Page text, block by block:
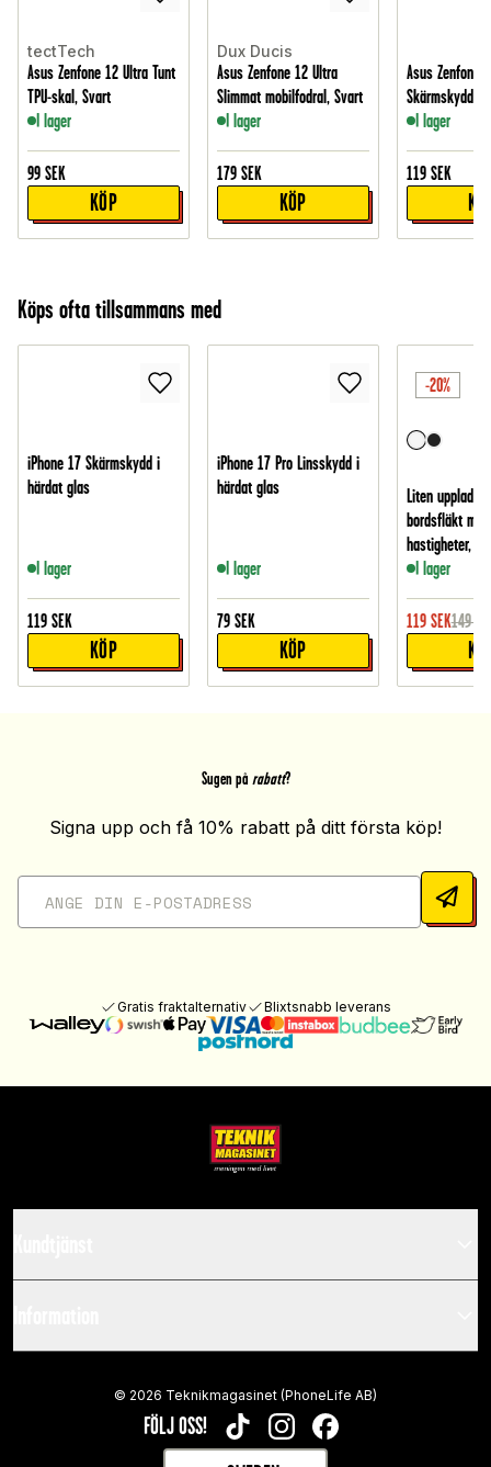
tectTech
Asus Zenfone 12 Ultra Tunt
TPU-skal, Svart
I lager
99 SEK
KÖP
Dux Ducis
Asus Zenfone 12 Ultra
Slimmat mobilfodral, Svart
I lager
179 SEK
KÖP
Asus Zenfone
Skärmskydd i
I lager
119 SEK
Köps ofta tillsammans med
iPhone 17 Skärmskydd i
härdat glas
I lager
119 SEK
KÖP
iPhone 17 Pro Linsskydd i
härdat glas
I lager
79 SEK
KÖP
-20%
Liten
bordsfläkt
hastigheter, Vit
I lager
119 SEK149
Sugen på rabatt?
Signa upp och få 10% rabatt på ditt första köp!
Gratis fraktalternativ Blixtsnabb leverans
FÖLJ OSS! TIKTOKINSTAGRAMFACEBOOK
© 2026 Teknikmagasinet (PhoneLife AB)